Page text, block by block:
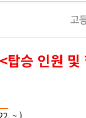
고
<탑승 인원 및
~ )